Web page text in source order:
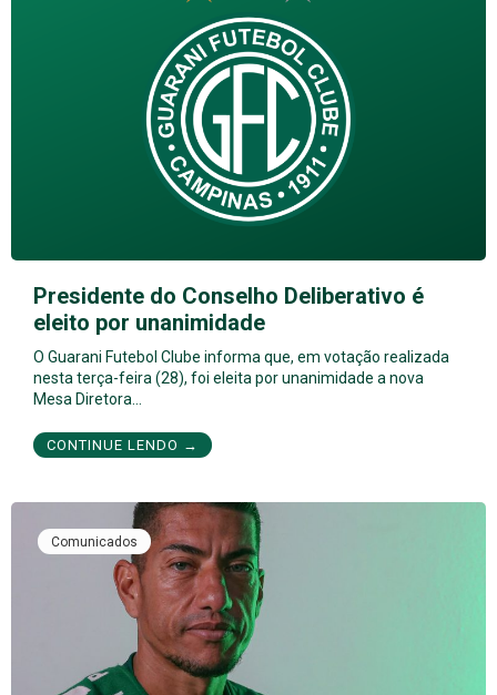
Presidente do Conselho Deliberativo é
eleito por unanimidade
O Guarani Futebol Clube informa que, em votação realizada
nesta terça-feira (28), foi eleita por unanimidade a nova
Mesa Diretora…
CONTINUE LENDO →
Comunicados